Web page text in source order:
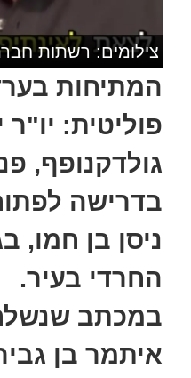
צילומים: רשתות
המתיחות
פוליטית:
גולדקנופף,
בדרישה
ניסן בן חמו,
החרדי בעיר.
במכתב
איתמר בן